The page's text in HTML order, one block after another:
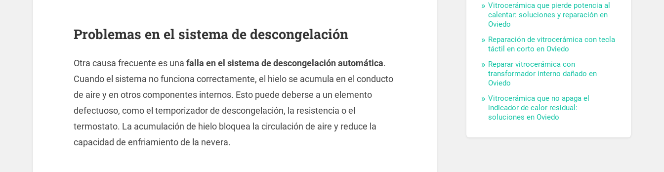
Problemas en el sistema de descongelación
Otra causa frecuente es una falla en el sistema de descongelación automática.
Cuando el sistema no funciona correctamente, el hielo se acumula en el conducto
de aire y en otros componentes internos. Esto puede deberse a un elemento
defectuoso, como el temporizador de descongelación, la resistencia o el
termostato. La acumulación de hielo bloquea la circulación de aire y reduce la
capacidad de enfriamiento de la nevera.
Vitrocerámica que pierde potencia al
calentar: soluciones y reparación en
Oviedo
Reparación de vitrocerámica con tecla
táctil en corto en Oviedo
Reparar vitrocerámica con
transformador interno dañado en
Oviedo
Vitrocerámica que no apaga el
indicador de calor residual:
soluciones en Oviedo